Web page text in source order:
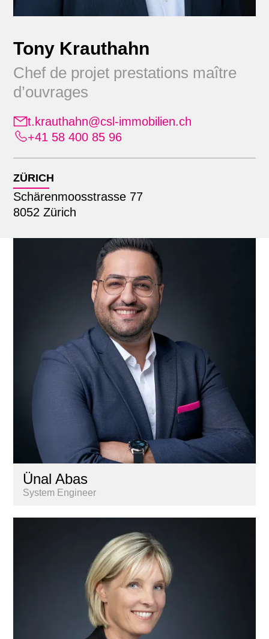
Tony Krauthahn
Chef de projet prestations maître
d’ouvrages
t.krauthahn@csl-immobilien.ch
+41 58 400 85 96
ZÜRICH
Schärenmoosstrasse 77
8052 Zürich
Position
Alle
Apprenants
Commercialisation
Comptabilité immobilière
Finance & comptabilité
Marketing & communication
Personnel
Recherche & Analyse de marché
Services aux propriétaires
Emplacement
Alle
Lausanne
Recherche par nom
Ünal Abas
System Engineer